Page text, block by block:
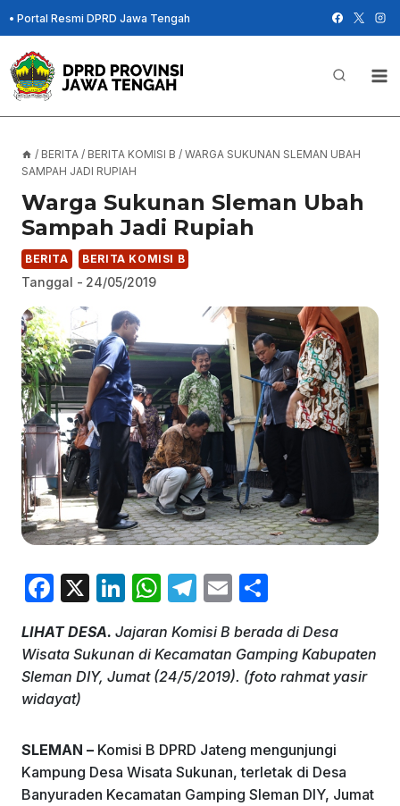
Skip
to
content
• Portal Resmi DPRD Jawa Tengah
/ BERITA / BERITA KOMISI B / WARGA SUKUNAN SLEMAN UBAH
SAMPAH JADI RUPIAH
Warga Sukunan Sleman Ubah
Sampah Jadi Rupiah
BERITA BERITA KOMISI B
Tanggal - 24/05/2019
F
c
e
b
o
k
X
Li
k
e
W
at
s
p
T
e
gr
E
ai
l
ar
e
LIHAT DESA. Jajaran Komisi B berada di Desa
Wisata Sukunan di Kecamatan Gamping Kabupaten
Sleman DIY, Jumat (24/5/2019). (foto rahmat yasir
widayat)
SLEMAN – Komisi B DPRD Jateng mengunjungi
Kampung Desa Wisata Sukunan, terletak di Desa
Banyuraden Kecamatan Gamping Sleman DIY, Jumat